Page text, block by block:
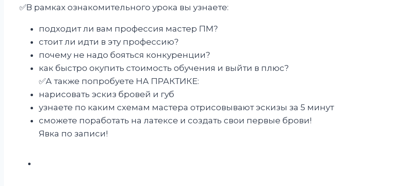
✅️В рамках ознакомительного урока вы узнаете:
подходит ли вам профессия мастер ПМ?
стоит ли идти в эту профессию?
почему не надо бояться конкуренции?
как быстро окупить стоимость обучения и выйти в плюс?
✅️А также попробуете НА ПРАКТИКЕ:
нарисовать эскиз бровей и губ
узнаете по каким схемам мастера отрисовывают эскизы за 5 минут
сможете поработать на латексе и создать свои первые брови!
Явка по записи!